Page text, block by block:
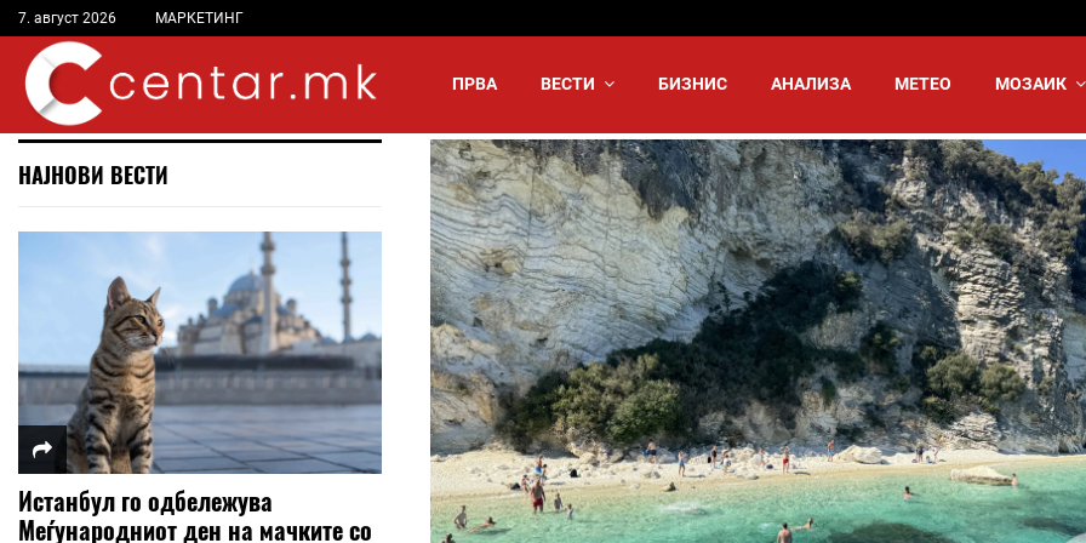
7. август 2026 МАРКЕТИНГ
ПРВА ВЕСТИ БИЗНИС АНАЛИЗА МЕТЕО МОЗАИК
НАЈНОВИ ВЕСТИ
Истанбул го одбележува
Меѓународниот ден на мачките со